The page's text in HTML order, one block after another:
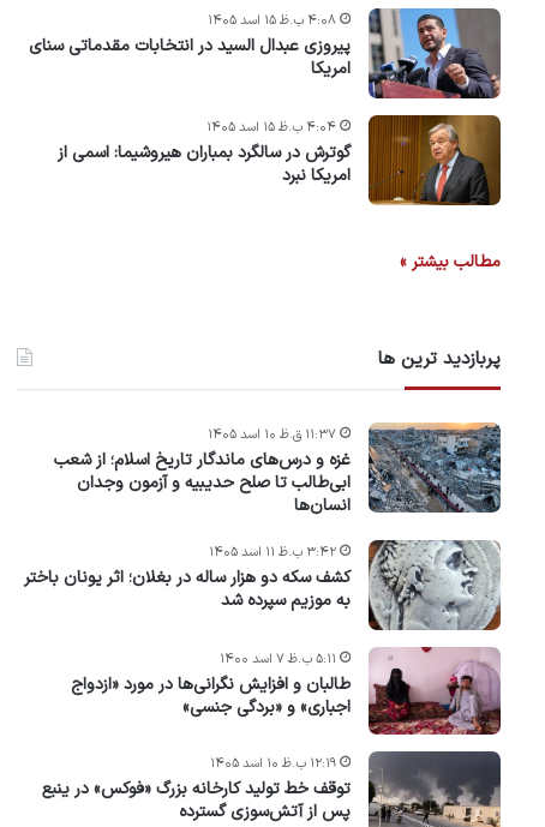
پیروزی عبدال السید در انتخابات مقدماتی سنای
امریکا
۴:۰۸ ب.ظ ۱۵ اسد ۱۴۰۵
گوترش در سالگرد بمباران هیروشیما: اسمی از
امریکا نبرد
۴:۰۴ ب.ظ ۱۵ اسد ۱۴۰۵
مطالب بیشتر »
پربازدید ترین ها
غزه و درس‌های ماندگار تاریخ اسلام؛ از شعب
ابی‌طالب تا صلح حدیبیه و آزمون وجدان
انسان‌ها
۱۱:۳۷ ق.ظ ۱۰ اسد ۱۴۰۵
کشف سکه دو هزار ساله در بغلان؛ اثر یونان باختر
به موزیم سپرده شد
۳:۴۲ ب.ظ ۱۱ اسد ۱۴۰۵
طالبان و افزایش نگرانی‌ها در مورد «ازدواج
اجباری» و «بردگی جنسی»
۵:۱۱ ب.ظ ۷ اسد ۱۴۰۰
توقف خط تولید کارخانه بزرگ «فوکس» در ینبع
پس از آتش‌سوزی گسترده
۱۲:۱۹ ب.ظ ۱۰ اسد ۱۴۰۵